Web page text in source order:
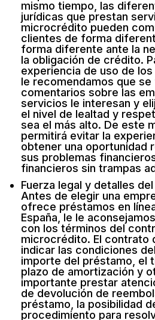
mismo tiempo, las
jurídicas que prestan
microcrédito pueden
clientes de forma
forma diferente ante la
la obligación de crédito.
experiencia de uso de los
le recomendamos que
comentarios sobre las
servicios le interesan y
el nivel de lealtad y
sea el más alto. De este
permitirá evitar la
obtener una oportunidad
sus problemas
financieros sin trampas
Fuerza legal y detalles
Antes de elegir una
ofrece préstamos en
España, le le
con los términos del
microcrédito. El contrato
indicar las condiciones
importe del préstamo, el
plazo de amortización y
importante prestar
de devolución de
préstamo, la posibilidad
procedimiento para